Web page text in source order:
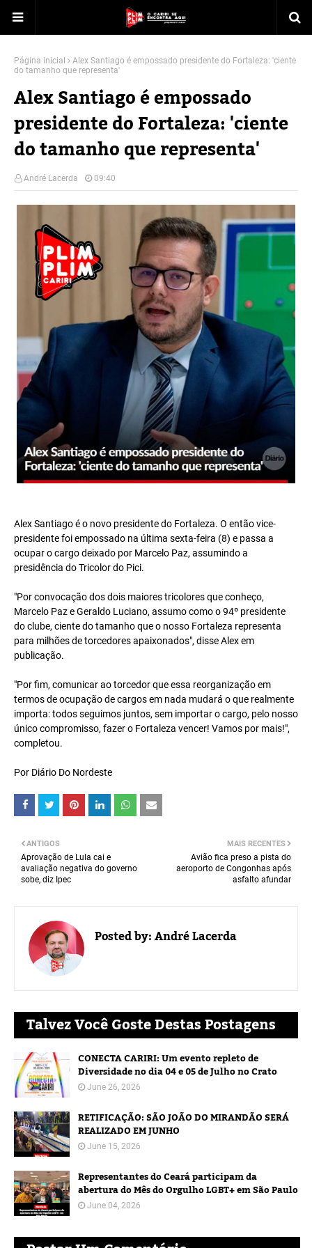
Página inicial
Alex Santiago é empossado presidente do Fortaleza: 'ciente
do tamanho que representa'
Alex Santiago é empossado
presidente do Fortaleza: 'ciente
do tamanho que representa'
André Lacerda 09:40
Alex Santiago é o novo presidente do Fortaleza. O então vice-
presidente foi empossado na última sexta-feira (8) e passa a
ocupar o cargo deixado por Marcelo Paz, assumindo a
presidência do Tricolor do Pici.
"Por convocação dos dois maiores tricolores que conheço,
Marcelo Paz e Geraldo Luciano, assumo como o 94º presidente
do clube, ciente do tamanho que o nosso Fortaleza representa
para milhões de torcedores apaixonados", disse Alex em
publicação.
"Por fim, comunicar ao torcedor que essa reorganização em
termos de ocupação de cargos em nada mudará o que realmente
importa: todos seguimos juntos, sem importar o cargo, pelo nosso
único compromisso, fazer o Fortaleza vencer! Vamos por mais!",
completou.
Por Diário Do Nordeste
MAIS RECENTES
Avião fica preso a pista do
aeroporto de Congonhas após
asfalto afundar
ANTIGOS
Aprovação de Lula cai e
avaliação negativa do governo
sobe, diz Ipec
Posted by:André Lacerda
Talvez Você Goste Destas Postagens
CONECTA CARIRI: Um evento repleto de
Diversidade no dia 04 e 05 de Julho no Crato
June 26, 2026
RETIFICAÇÃO: SÃO JOÃO DO MIRANDÃO SERÁ
REALIZADO EM JUNHO
June 15, 2026
Representantes do Ceará participam da
abertura do Mês do Orgulho LGBT+ em São Paulo
June 04, 2026